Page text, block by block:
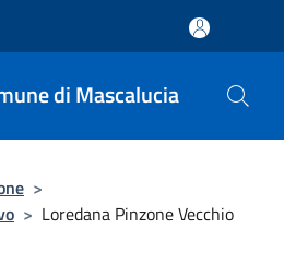
di Mascalucia
>
> Loredana Pinzone Vecchio